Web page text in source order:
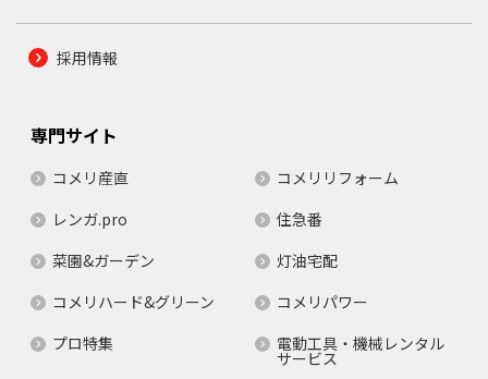
採用情報
専門サイト
コメリ産直
コメリリフォーム
レンガ.pro
住急番
菜園&ガーデン
灯油宅配
コメリハード&グリーン
コメリパワー
プロ特集
電動工具・機械レンタル
サービス